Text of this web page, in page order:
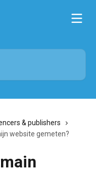
& publishers
website gemeten?